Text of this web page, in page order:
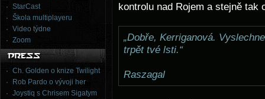
StarCast
Škola multiplayeru
Video týdne
Zoom
Ch. Golden o knize Twilight
Rob Pardo o vývoji her
Joystiq s Chrisem Sigatym
kontrolu nad Rojem a stejně tak
„Dobře, Kerriganová.
trpět tvé lsti.“
Raszagal